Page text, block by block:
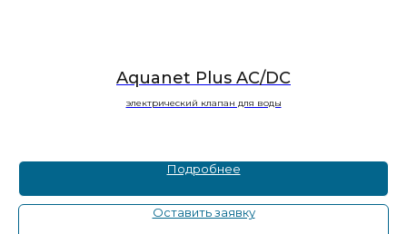
Aquanet Plus AC/DC
электрический клапан для воды
Подробнее
Оставить заявку